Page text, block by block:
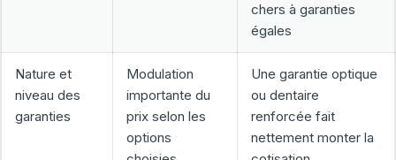
chers à garanties
égales
Nature et
niveau des
garanties
Modulation
importante du
prix selon les
options
Une garantie optique
ou dentaire
renforcée fait
nettement monter la